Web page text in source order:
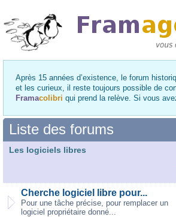
Après 15 années d’existence, le forum
et les curieux, il reste toujours possible de
Framacolibri qui prend la relève. Si vous
Liste des forums
Les logiciels libres
Cherche logiciel libre pour...
Pour une tâche précise, pour remplacer un
logiciel propriétaire donné...